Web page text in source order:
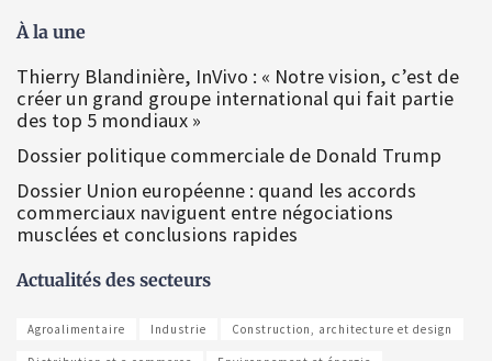
À la une
Thierry Blandinière, InVivo : « Notre vision, c’est de
créer un grand groupe international qui fait partie
des top 5 mondiaux »
Dossier politique commerciale de Donald Trump
Dossier Union européenne : quand les accords
commerciaux naviguent entre négociations
musclées et conclusions rapides
Actualités des secteurs
Agroalimentaire Industrie Construction, architecture et design